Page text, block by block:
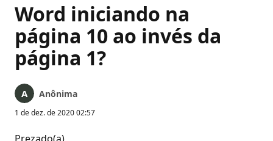
Word iniciando na
página 10 ao invés da
página 1?
Anônima
1 de dez. de 2020 02:57